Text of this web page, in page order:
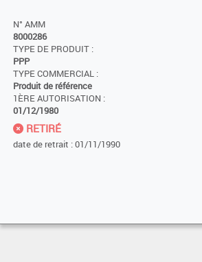
N° AMM
8000286
TYPE DE PRODUIT :
PPP
TYPE COMMERCIAL :
Produit de référence
1ÈRE AUTORISATION :
01/12/1980
RETIRÉ
date de retrait : 01/11/1990